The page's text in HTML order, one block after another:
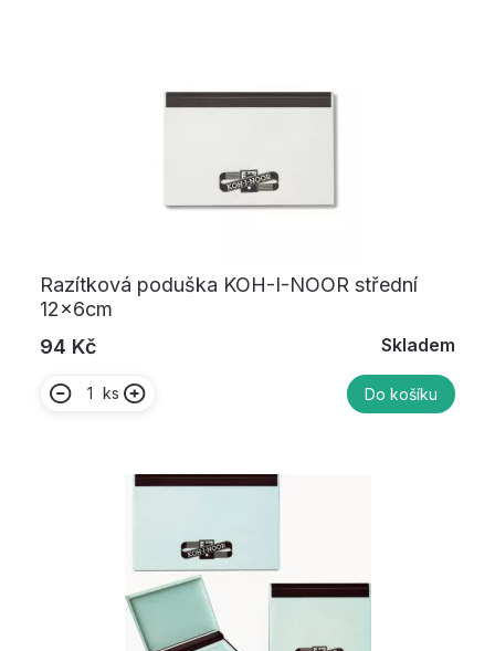
Razítková poduška KOH-I-NOOR střední
12x6cm
94 Kč
Skladem
ks Do košíku